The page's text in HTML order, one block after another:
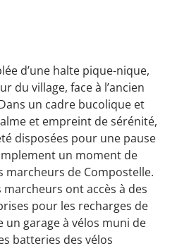
d’une halte pique-nique,
du village, face à l’ancien
un cadre bucolique et
et empreint de sérénité,
disposées pour une pause
un moment de
marcheurs de Compostelle.
marcheurs ont accès à des
pour les recharges de
garage à vélos muni de
batteries des vélos